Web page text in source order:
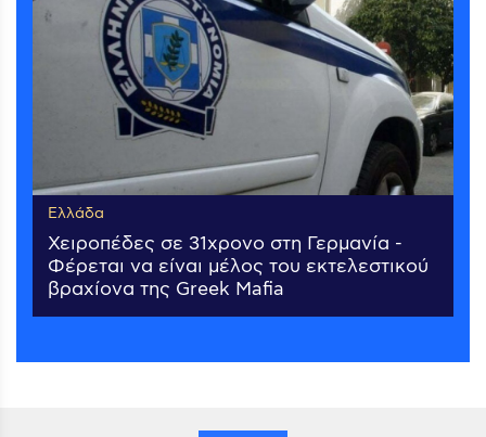
Ελλάδα
Χειροπέδες σε 31χρονο στη Γερμανία -
Φέρεται να είναι μέλος του εκτελεστικού
βραχίονα της Greek Mafia